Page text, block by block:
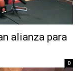
alianza para
0